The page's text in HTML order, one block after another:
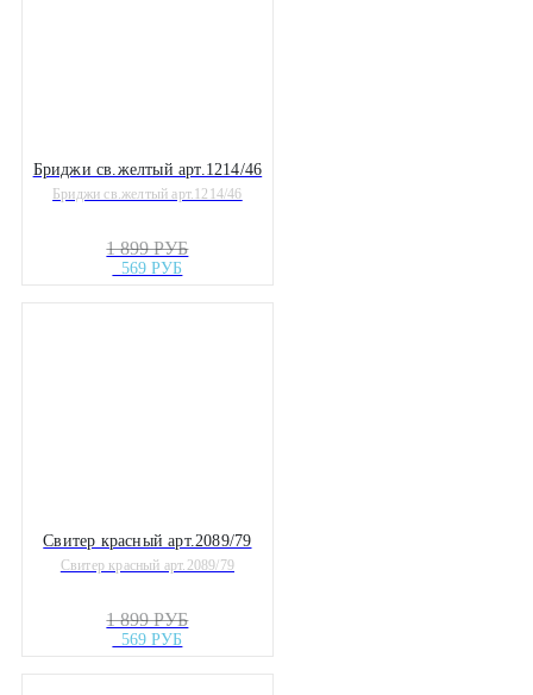
Бриджи св.желтый арт.1214/46
Бриджи св.желтый арт.1214/46
1 899 РУБ
569 РУБ
Свитер красный арт.2089/79
Свитер красный арт.2089/79
1 899 РУБ
569 РУБ